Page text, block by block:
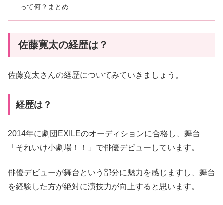
って何？まとめ
佐藤寛太の経歴は？
佐藤寛太さんの経歴についてみていきましょう。
経歴は？
2014年に劇団EXILEのオーディションに合格し、舞台
「それいけ小劇場！！」で俳優デビューしています。
俳優デビューが舞台という部分に魅力を感じますし、舞台
を経験した方が絶対に演技力が向上すると思います。